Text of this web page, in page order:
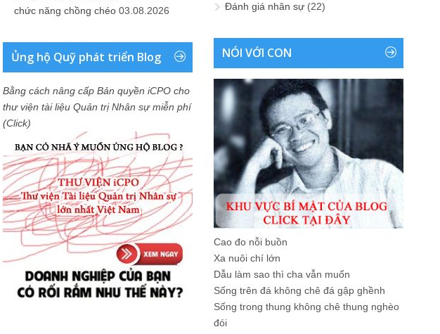
chức năng chồng chéo 03.08.2026
Ủng hộ Quỹ phát triển Blog
Bằng cách nâng cấp Bản quyền iCPO cho
thư viện tài liệu Quản trị Nhân sự miễn phí
(Click)
Đánh giá nhân sự (22)
NÓI VỚI CON
Cao đo nỗi buồn
Xa nuôi chí lớn
Dẫu làm sao thì cha vẫn muốn
Sống trên đá không chê đá gập ghềnh
Sống trong thung không chê thung nghèo
đói